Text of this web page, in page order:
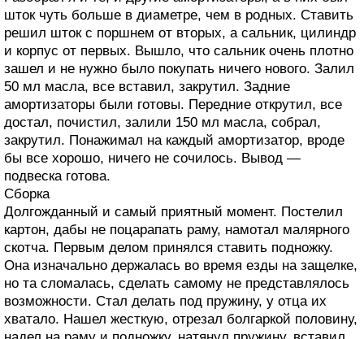
шток чуть больше в диаметре, чем в родных. Ставить
решил шток с поршнем от вторых, а сальник, цилиндр
и корпус от первых. Вышло, что сальник очень плотно
зашел и не нужно было покупать ничего нового. Залил
50 мл масла, все вставил, закрутил. Задние
амортизаторы были готовы. Передние открутил, все
достал, почистил, залили 150 мл масла, собрал,
закрутил. Понажимал на каждый амортизатор, вроде
бы все хорошо, ничего не сочилось. Вывод —
подвеска готова.
Сборка
Долгожданный и самый приятный момент. Постелил
картон, дабы не поцарапать раму, намотал малярного
скотча. Первым делом принялся ставить подножку.
Она изначально держалась во время езды на защелке,
но та сломалась, сделать самому не представлялось
возможности. Стал делать под пружину, у отца их
хватало. Нашел жесткую, отрезал болгаркой половину,